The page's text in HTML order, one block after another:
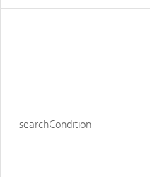
searchCondition